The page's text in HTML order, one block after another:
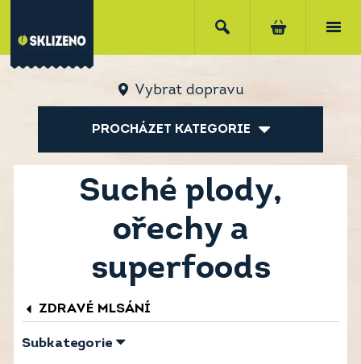
Vybrat dopravu
PROCHÁZET KATEGORIE
Suché plody,
ořechy a
superfoods
ZDRAVÉ MLSÁNÍ
Subkategorie